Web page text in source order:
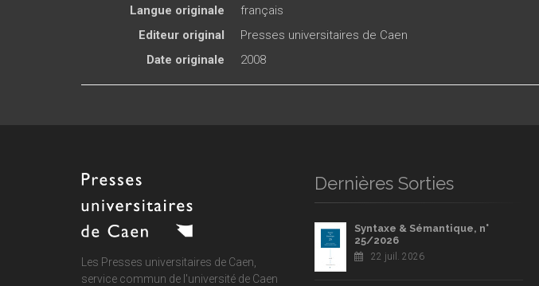
Langue originale
français
Editeur original
Presses universitaires de Caen
Date originale
2008
Les Presses universitaires de Caen,
service commun de l'université de Caen
Dernières Sorties
Syntaxe & Sémantique, n°
25/2026
22 juil. 2026